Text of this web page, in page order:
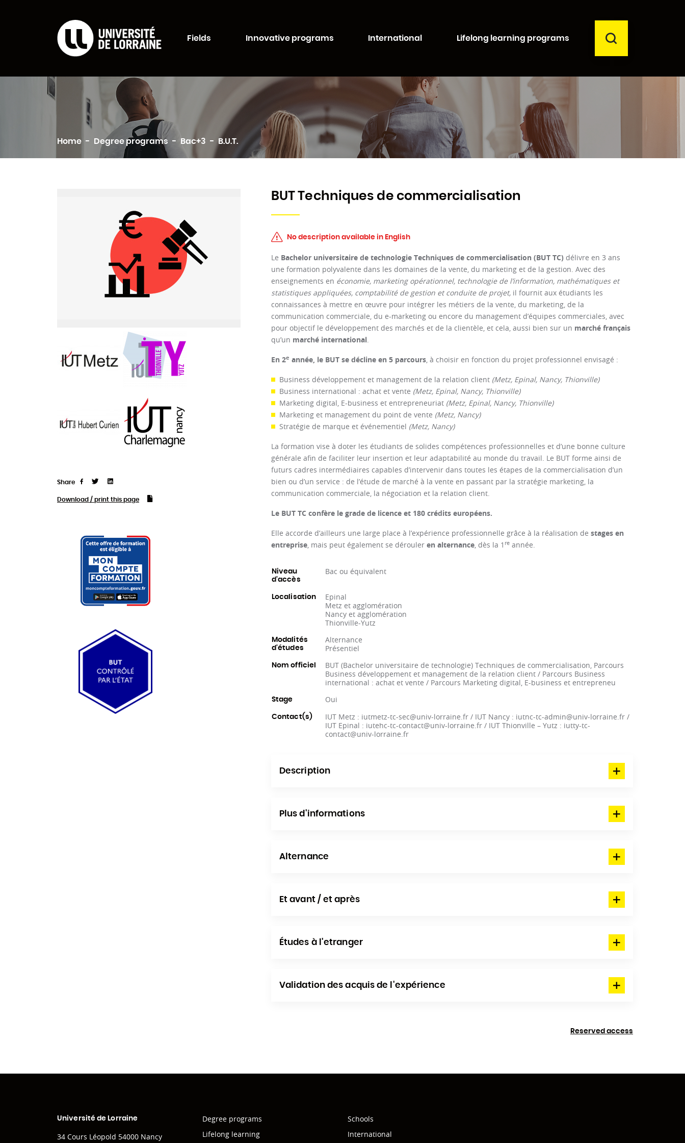
recherche
Fields Innovative programs International Lifelong learning programs
Search
Home Degree programs Bac+3 B.U.T.
Share Share TweetLinkedin
Download / print this page
BUT Techniques de commercialisation
No description available in English
Le Bachelor universitaire de technologie Techniques de commercialisation (BUT TC) délivre en 3 ans
une formation polyvalente dans les domaines de la vente, du marketing et de la gestion. Avec des
enseignements en économie, marketing opérationnel, technologie de l’information, mathématiques et
statistiques appliquées, comptabilité de gestion et conduite de projet,il fournit aux étudiants les
connaissances à mettre en œuvre pour intégrer les métiers de la vente, du marketing, de la
communication commerciale, du e-marketing ou encore du management d’équipes commerciales, avec
pour objectif le développement des marchés et de la clientèle, et cela, aussi bien sur un marché français
qu’un marché international.
En 2e année, le BUT se décline en 5 parcours, à choisir en fonction du projet professionnel envisagé :
Business développement et management de la relation client (Metz, Epinal, Nancy, Thionville)
Business international : achat et vente (Metz, Epinal, Nancy, Thionville)
Marketing digital, E-business et entrepreneuriat (Metz, Epinal, Nancy, Thionville)
Marketing et management du point de vente (Metz, Nancy)
Stratégie de marque et événementiel (Metz, Nancy)
La formation vise à doter les étudiants de solides compétences professionnelles et d’une bonne culture
générale afin de faciliter leur insertion et leur adaptabilité au monde du travail. Le BUT forme ainsi de
futurs cadres intermédiaires capables d’intervenir dans toutes les étapes de la commercialisation d’un
bien ou d’un service : de l’étude de marché à la vente en passant par la stratégie marketing, la
communication commerciale, la négociation et la relation client.
Le BUT TC confère le grade de licence et 180 crédits européens.
Elle accorde d’ailleurs une large place à l’expérience professionnelle grâce à la réalisation de stages en
entreprise, mais peut également se dérouler en alternance, dès la 1 reannée.
Niveau
d'accès
Bac ou équivalent
Localisation
Epinal
Metz et agglomération
Nancy et agglomération
Thionville-Yutz
Modalités
d'études
Alternance
Présentiel
Nom officiel
BUT (Bachelor universitaire de technologie) Techniques de commercialisation, Parcours
Business développement et management de la relation client / Parcours Business
international : achat et vente / Parcours Marketing digital, E-business et entrepreneu
Stage Oui
Contact(s)
IUT Metz : iutmetz-tc-sec@univ-lorraine.fr / IUT Nancy : iutnc-tc-admin@univ-lorraine.fr /
IUT Epinal : iutehc-tc-contact@univ-lorraine.fr / IUT Thionville – Yutz : iutty-tc-
contact@univ-lorraine.fr
Description
Plus d'informations
Alternance
Et avant / et après
Études à l'etranger
Validation des acquis de l'expérience
Reserved access
Université de Lorraine
34 Cours Léopold 54000 Nancy
Degree programs
Lifelong learning
Schools
International